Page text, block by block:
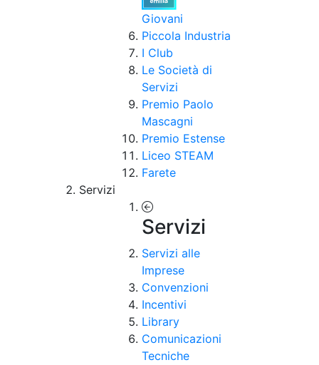
Giovani
Piccola Industria
I Club
Le Società di
Servizi
Premio Paolo
Mascagni
Premio Estense
Liceo STEAM
Farete
Servizi
Servizi
Servizi alle
Imprese
Convenzioni
Incentivi
Library
Comunicazioni
Tecniche